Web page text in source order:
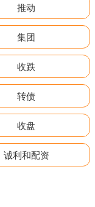
推动
集团
收跌
转债
收盘
诚利和配资